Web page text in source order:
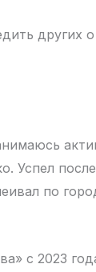
других
Успел
по
с 2023